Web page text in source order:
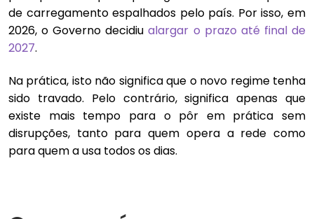
de carregamento espalhados pelo país. Por isso, em
2026, o Governo decidiualargar o prazo até final de
2027.
Na prática, isto não significa que o novo regime tenha
sido travado. Pelo contrário, significa apenas que
existe mais tempo para o pôr em prática sem
disrupções, tanto para quem opera a rede como
para quem a usa todos os dias.